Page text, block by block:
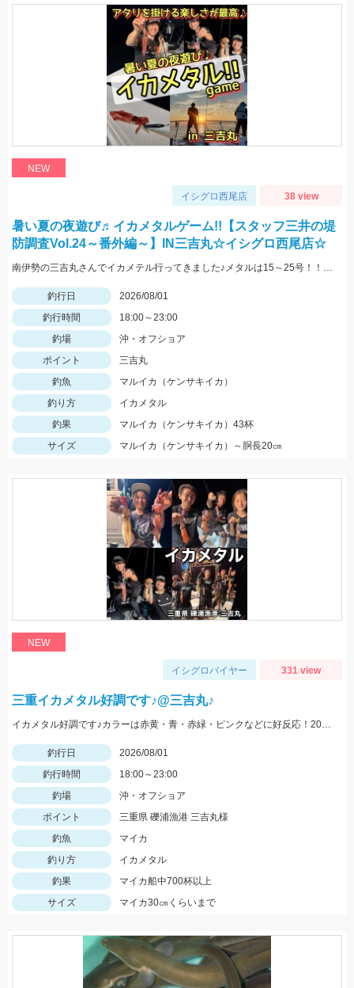
NEW
イシグロ西尾店 38 view
暑い夏の夜遊び♬イカメタルゲーム!!【スタッフ三井の堤
防調査Vol.24～番外編～】IN三吉丸☆イシグロ西尾店☆
南伊勢の三吉丸さんでイカメテル行ってきました♪メタルは15～25号！！ヒットカラーは定番の赤緑、オレンジブラックゼブラ、ケイムラブルーなどに好反応♬マイカのサイズも大きくなってきており数、型ともに狙える今がベストタイミングです!(^^)!
釣行日
2026/08/01
釣行時間
18:00～23:00
釣場
沖・オフショア
ポイント
三吉丸
釣魚
マルイカ（ケンサキイカ）
釣り方
イカメタル
釣果
マルイカ（ケンサキイカ）43杯
サイズ
マルイカ（ケンサキイカ）～胴長20㎝
NEW
イシグロバイヤー 331 view
三重イカメタル好調です♪@三吉丸♪
イカメタル好調です♪カラーは赤黄・青・赤緑・ピンクなどに好反応！20～10ｍでもよく釣れるので、15号以下の軽いメタルもあるといいです‼
釣行日
2026/08/01
釣行時間
18:00～23:00
釣場
沖・オフショア
ポイント
三重県 礫浦漁港 三吉丸様
釣魚
マイカ
釣り方
イカメタル
釣果
マイカ船中700杯以上
サイズ
マイカ30㎝くらいまで